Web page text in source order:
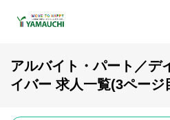
アルバイト・パート／デ
イバー 求人一覧(3ページ